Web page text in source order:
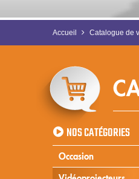
Accueil Catalogue de
NOS CATÉGORIES
Occasion